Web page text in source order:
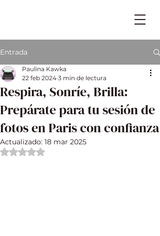
Entrada
Respira, Sonríe, Brilla:
Prepárate para tu sesión de
fotos en Paris con confianza
Paulina Kawka
22 feb 2024 3 min de lectura
Actualizado: 18 mar 2025
Obtuvo NaN de 5 estrellas.